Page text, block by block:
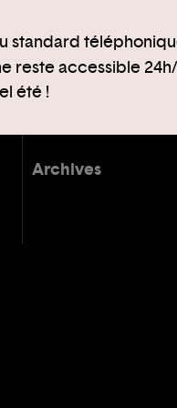
standard
reste accessible
été !
Archives